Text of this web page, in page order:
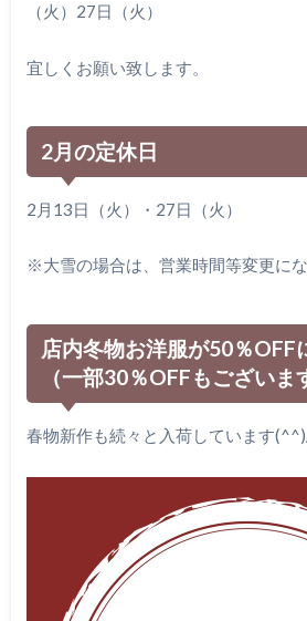
（火）27日（火）
宜しくお願い致します。
2月の定休日
2月13日（火）・27日（火）
※大雪の場合は、営業時間等変更にな
店内冬物お洋服が50％OFF
（一部30％OFFもございま
春物新作も続々と入荷しています